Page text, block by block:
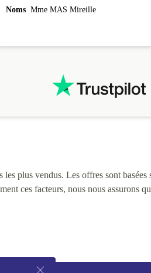
Noms Mme MAS Mireille
plus vendus. Les offres sont
ces facteurs, nous nous assurons